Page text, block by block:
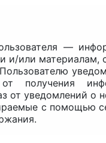
—
и/или материалам,
получения
от уведомлений о
с помощью